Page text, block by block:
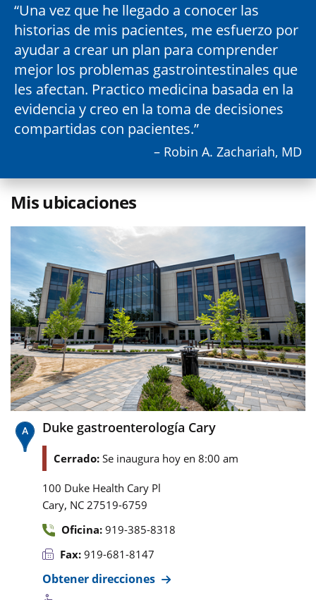
Una vez que he llegado a conocer las
historias de mis pacientes, me esfuerzo por
ayudar a crear un plan para comprender
mejor los problemas gastrointestinales que
les afectan. Practico medicina basada en la
evidencia y creo en la toma de decisiones
compartidas con pacientes.
– Robin A. Zachariah, MD
Mis ubicaciones
Duke gastroenterología Cary
Cerrado: Se inaugura hoy en 8:00 am
100 Duke Health Cary Pl
Cary, NC 27519-6759
Oficina: 919-385-8318
Fax: 919-681-8147
Obtener direcciones